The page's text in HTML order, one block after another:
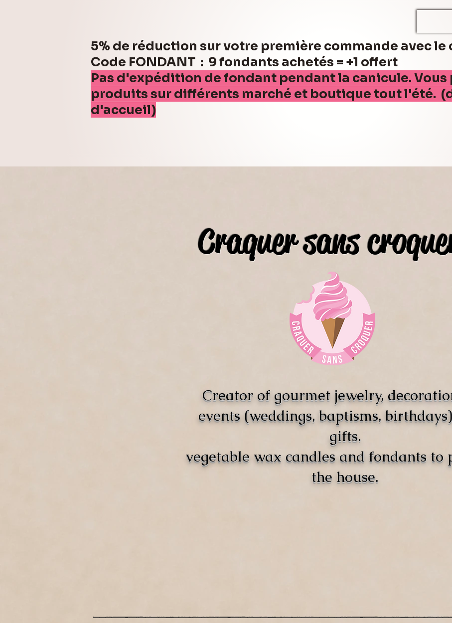
5% de réduction sur votre première commande avec
Code FONDANT : 9 fondants achetés = +1 offert
Pas d'expédition de fondant pendant la canicule. Vous
produits sur différents marché et boutique tout l'été.
d'accueil)
Craquer sans
Creator of gourmet jewelry,
events (weddings, baptisms,
gifts.
vegetable wax candles and fondants to
the house.